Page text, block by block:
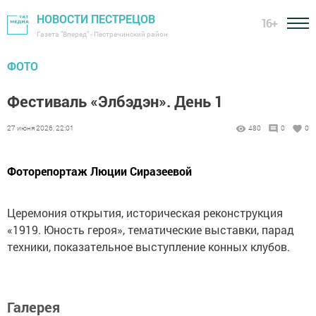
НОВОСТИ ПЕСТРЕЦОВ
Газета "Вперед" - Пестречинский район
16+
ФОТО
Фестиваль «Элбэдэн». День 1
27 июня 2026, 22:01 480 0 0
Фоторепортаж Люции Сиразеевой
Церемония открытия, историческая реконструкция
«1919. Юность героя», тематические выставки, парад
техники, показательное выступление конных клубов.
Галерея